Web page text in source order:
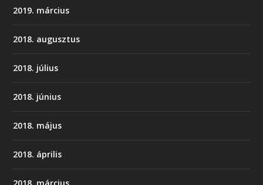
2019. március
2018. augusztus
2018. július
2018. június
2018. május
2018. április
2018. március